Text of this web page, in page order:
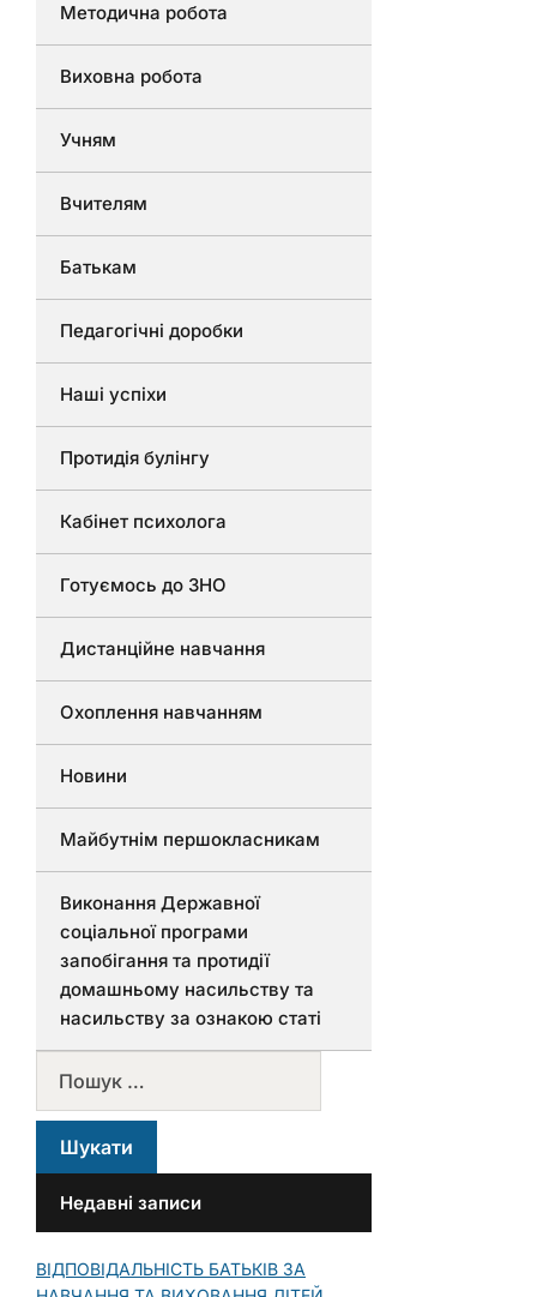
Методична робота
Виховна робота
Учням
Вчителям
Батькам
Педагогічні доробки
Наші успіхи
Протидія булінгу
Кабінет психолога
Готуємось до ЗНО
Дистанційне навчання
Охоплення навчанням
Новини
Майбутнім першокласникам
Виконання Державної
соціальної програми
запобігання та протидії
домашньому насильству та
насильству за ознакою статі
Недавні записи
ВІДПОВІДАЛЬНІСТЬ БАТЬКІВ ЗА